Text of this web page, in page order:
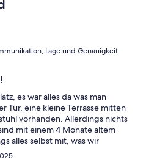
Lage und Genauigkeit
es war alles da was man
Tür, eine kleine Terrasse mitten
vorhanden. Allerdings nichts
mit einem 4 Monate altem
alles selbst mit, was wir
Örtchen mit süßen